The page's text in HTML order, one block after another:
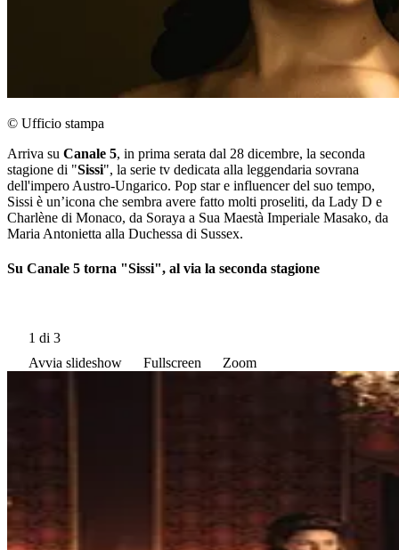
© Ufficio stampa
Arriva su Canale 5, in prima serata dal 28 dicembre, la seconda
stagione di "Sissi", la serie tv dedicata alla leggendaria sovrana
dell'impero Austro-Ungarico. Pop star e influencer del suo tempo,
Sissi è un’icona che sembra avere fatto molti proseliti, da Lady D e
Charlène di Monaco, da Soraya a Sua Maestà Imperiale Masako, da
Maria Antonietta alla Duchessa di Sussex.
Su Canale 5 torna "Sissi", al via la seconda stagione
1 di 3
Avvia slideshow
Fullscreen Zoom